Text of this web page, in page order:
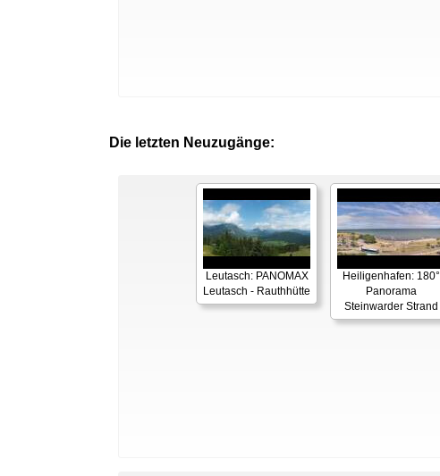
Die letzten Neuzugänge:
Leutasch: PANOMAX
Leutasch - Rauthhütte
Heiligenhafen: 180°
Panorama
Steinwarder Strand